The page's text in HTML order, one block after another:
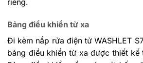
Bảng điều khiển từ xa
Đi kèm nắp rửa điện tử WASHLET
bảng điều khiển từ xa được thiết kế